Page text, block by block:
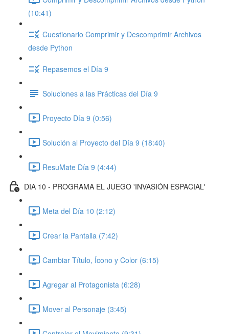
(10:41)
Cuestionario Comprimir y Descomprimir Archivos
desde Python
Repasemos el Día 9
Soluciones a las Prácticas del Día 9
Proyecto Día 9 (0:56)
Solución al Proyecto del Día 9 (18:40)
ResuMate Día 9 (4:44)
DIA 10 - PROGRAMA EL JUEGO 'INVASIÓN ESPACIAL'
Meta del Día 10 (2:12)
Crear la Pantalla (7:42)
Cambiar Título, Ícono y Color (6:15)
Agregar al Protagonista (6:28)
Mover al Personaje (3:45)